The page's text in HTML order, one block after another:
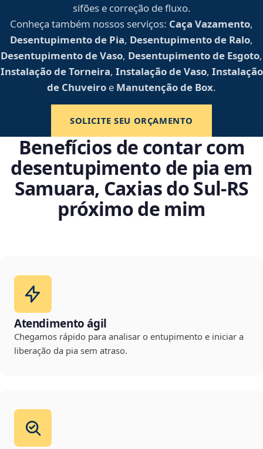
sifões e correção de fluxo.
Conheça também nossos serviços: Caça Vazamento,
Desentupimento de Pia, Desentupimento de Ralo,
Desentupimento de Vaso, Desentupimento de Esgoto,
Instalação de Torneira, Instalação de Vaso, Instalação
de Chuveiro e Manutenção de Box.
SOLICITE SEU ORÇAMENTO
Benefícios de contar com
desentupimento de pia em
Samuara, Caxias do Sul‑RS
próximo de mim
Atendimento ágil
Chegamos rápido para analisar o entupimento e iniciar a
liberação da pia sem atraso.